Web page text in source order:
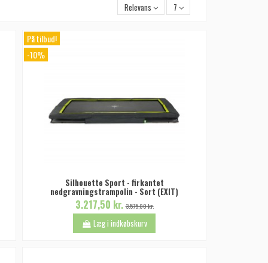
Relevans 7
På tilbud!
-10%
Silhouette Sport - firkantet
nedgravningstrampolin - Sort (EXIT)
3.217,50 kr.3.575,00 kr.
Læg i indkøbskurv